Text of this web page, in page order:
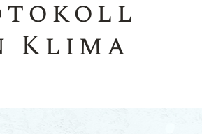
Klima